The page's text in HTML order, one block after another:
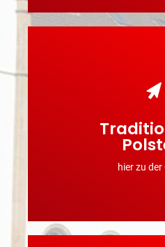
hier zu der
INFOS &